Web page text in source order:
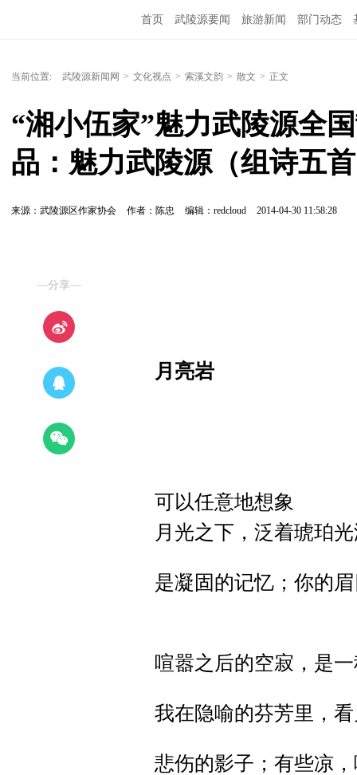
首页 武陵源要闻 旅游新闻 部门动态
当前位置: 武陵源新闻网 > 文化视点 > 索溪文韵 > 散文 > 正文
“湘小伍家”魅力武陵源全
品：魅力武陵源（组诗五
来源：武陵源区作家协会 作者：陈忠 编辑：redcloud 2014-04-30 11:58:28
—分享—
月亮岩
可以任意地想象
月光之下，泛着琥珀
是凝固的记忆；你的
喧嚣之后的空寂，是
我在隐喻的芬芳里，
悲伤的影子；有些凉